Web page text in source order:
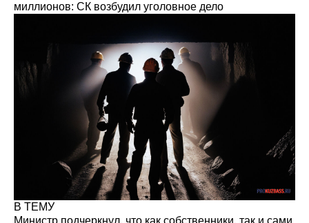
миллионов: СК возбудил уголовное дело
В ТЕМУ